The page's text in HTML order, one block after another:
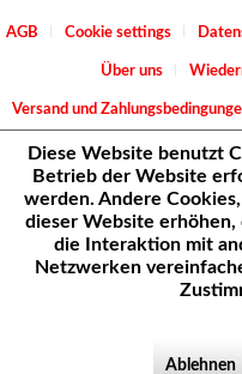
AGB Cookie settings
Über uns
Versand und
Diese Website benutzt
Betrieb der Website
werden. Andere
dieser Website
die Interaktion mit
Netzwerken
Ablehnen